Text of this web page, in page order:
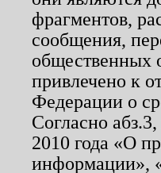
фрагментов,
сообщения,
общественных
привлечено к
Федерации о
Согласно
2010 года «О
информации»,